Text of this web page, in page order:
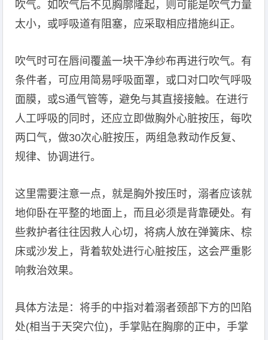
吹气。如吹气后不见胸廓隆起，则可能是吹气力量
太小，或呼吸道有阻塞，应采取相应措施纠正。
吹气时可在唇间覆盖一块干净纱布再进行吹气。有
条件者，可应用简易呼吸面罩，或口对口吹气呼吸
面膜，或S通气管等，避免与其直接接触。在进行
人工呼吸的同时，还应立即做胸外心脏按压，每吹
两口气，做30次心脏按压，两组急救动作反复、
规律、协调进行。
这里需要注意一点，就是胸外按压时，溺者应该就
地仰卧在平整的地面上，而且必须是背靠硬处。有
些救护者往往因救人心切，将病人放在弹簧床、棕
床或沙发上，背着软处进行心脏按压，这会严重影
响救治效果。
具体方法是：将手的中指对着溺者颈部下方的凹陷
处(相当于天突穴位)，手掌贴在胸廓的正中，手掌